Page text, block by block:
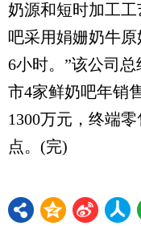
奶源和短时加工
吧采用娟姗奶牛
6小时。”该公司
市4家鲜奶吧年销
1300万元，终端
点。(完)